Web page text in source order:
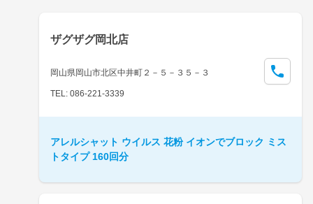
ザグザグ岡北店
岡山県岡山市北区中井町２－５－３５－３
TEL: 086-221-3339
アレルシャット ウイルス 花粉 イオンでブロック ミス
トタイプ 160回分